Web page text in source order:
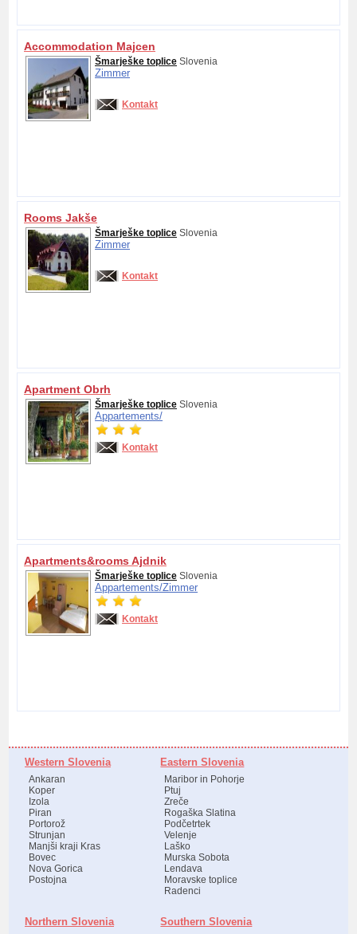
Accommodation Majcen
Šmarješke toplice Slovenia
Zimmer
Kontakt
Rooms Jakše
Šmarješke toplice Slovenia
Zimmer
Kontakt
Apartment Obrh
Šmarješke toplice Slovenia
Appartements/
Kontakt
Apartments&rooms Ajdnik
Šmarješke toplice Slovenia
Appartements/Zimmer
Kontakt
Western Slovenia
Ankaran
Koper
Izola
Piran
Portorož
Strunjan
Manjši kraji Kras
Bovec
Nova Gorica
Postojna
Eastern Slovenia
Maribor in Pohorje
Ptuj
Zreče
Rogaška Slatina
Podčetrtek
Velenje
Laško
Murska Sobota
Lendava
Moravske toplice
Radenci
Northern Slovenia Southern Slovenia